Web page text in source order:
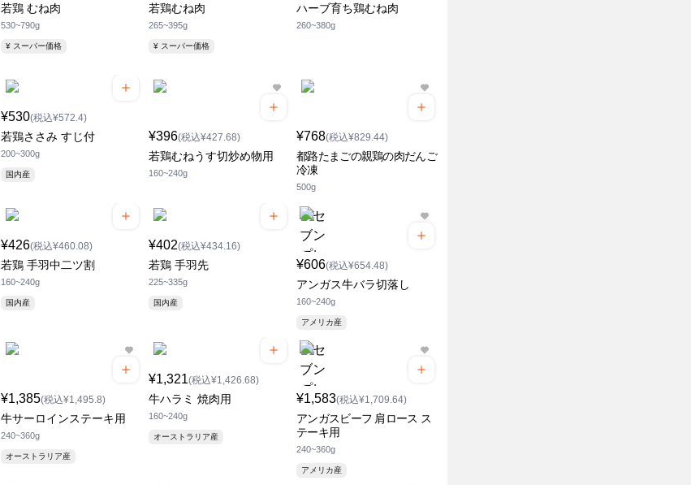
若鶏 むね肉
530~790g
¥ スーパー価格
若鶏むね肉
265~395g
¥ スーパー価格
ハーブ育ち鶏むね肉
260~380g
¥530(税込¥572.4)
若鶏ささみ すじ付
200~300g
国内産
¥396(税込¥427.68)
若鶏むねうす切炒め物用
160~240g
¥768(税込¥829.44)
都路たまごの親鶏の肉だんご
冷凍
500g
¥426(税込¥460.08)
若鶏 手羽中二ツ割
160~240g
国内産
¥402(税込¥434.16)
若鶏 手羽先
225~335g
国内産
¥606(税込¥654.48)
アンガス牛バラ切落し
160~240g
アメリカ産
¥1,385(税込¥1,495.8)
牛サーロインステーキ用
240~360g
オーストラリア産
¥1,321(税込¥1,426.68)
牛ハラミ 焼肉用
160~240g
オーストラリア産
¥1,583(税込¥1,709.64)
アンガスビーフ 肩ロース ス
テーキ用
240~360g
アメリカ産